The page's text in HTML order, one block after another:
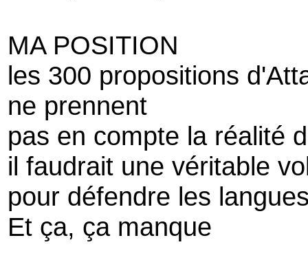
MA POSITION
les 300 propositions
ne prennent
pas en compte la réalité
il faudrait une véritable
pour défendre les
Et ça, ça manque